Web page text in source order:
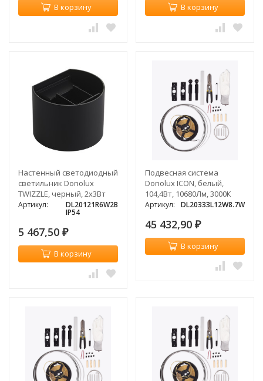
В корзину В корзину
Настенный светодиодный
светильник Donolux
TWIZZLE, черный, 2х3Вт
Артикул: DL20121R6W2B
IP54
5 467,50 ₽
В корзину
Подвесная система
Donolux ICON, белый,
104,4Вт, 10680Лм, 3000К
Артикул: DL20333L12W8.7W
45 432,90 ₽
В корзину